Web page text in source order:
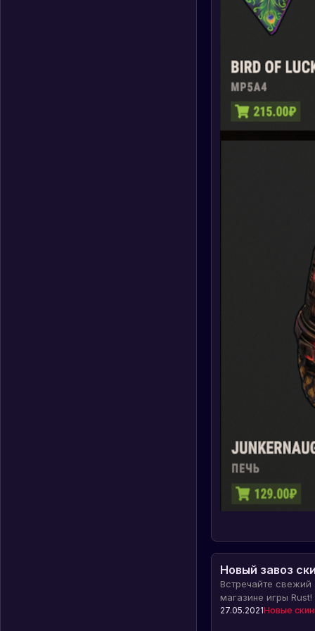
Новый завоз
Встречайте свежий
магазине игры
скины для вашего
27.05.2021Новые